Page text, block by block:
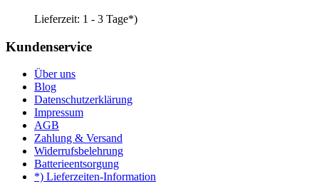
Lieferzeit: 1 - 3 Tage*)
Kundenservice
Über uns
Blog
Datenschutzerklärung
Impressum
AGB
Zahlung & Versand
Widerrufsbelehrung
Batterieentsorgung
*) Lieferzeiten-Information